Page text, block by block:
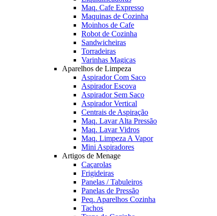
Maq. Cafe Expresso
Maquinas de Cozinha
Moinhos de Cafe
Robot de Cozinha
Sandwicheiras
Torradeiras
Varinhas Magicas
Aparelhos de Limpeza
Aspirador Com Saco
Aspirador Escova
Aspirador Sem Saco
Aspirador Vertical
Centrais de Aspiração
Maq. Lavar Alta Pressão
Maq. Lavar Vidros
Maq. Limpeza A Vapor
Mini Aspiradores
Artigos de Menage
Caçarolas
Frigideiras
Panelas / Tabuleiros
Panelas de Pressão
Peq. Aparelhos Cozinha
Tachos